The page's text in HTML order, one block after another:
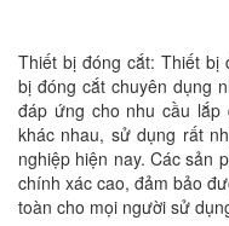
Thiết bị đóng cắt: Thiết bị
bị đóng cắt chuyên dụng
đáp ứng cho nhu cầu
khác nhau, sử dụng rất
nghiệp hiện nay. Các sản
chính xác cao, đảm bảo
toàn cho mọi người sử